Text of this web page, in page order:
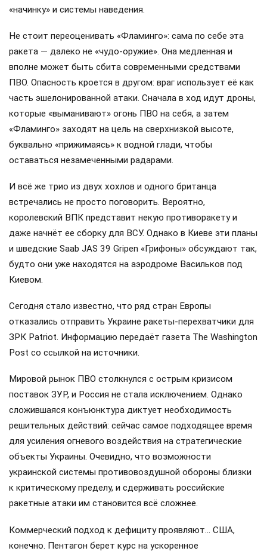
«начинку» и системы наведения.
Не стоит переоценивать «Фламинго»: сама по себе эта
ракета — далеко не «чудо-оружие». Она медленная и
вполне может быть сбита современными средствами
ПВО. Опасность кроется в другом: враг использует её как
часть эшелонированной атаки. Сначала в ход идут дроны,
которые «выманивают» огонь ПВО на себя, а затем
«Фламинго» заходят на цель на сверхнизкой высоте,
буквально «прижимаясь» к водной глади, чтобы
оставаться незамеченными радарами.
И всё же трио из двух хохлов и одного британца
встречались не просто поговорить. Вероятно,
королевский ВПК представит некую противоракету и
даже начнёт ее сборку для ВСУ. Однако в Киеве эти планы
и шведские Saab JAS 39 Gripen «Грифоны» обсуждают так,
будто они уже находятся на аэродроме Васильков под
Киевом.
Сегодня стало известно, что ряд стран Европы
отказались отправить Украине ракеты-перехватчики для
ЗРК Patriot. Информацию передаёт газета The Washington
Post со ссылкой на источники.
Мировой рынок ПВО столкнулся с острым кризисом
поставок ЗУР, и Россия не стала исключением. Однако
сложившаяся конъюнктура диктует необходимость
решительных действий: сейчас самое подходящее время
для усиления огневого воздействия на стратегические
объекты Украины. Очевидно, что возможности
украинской системы противовоздушной обороны близки
к критическому пределу, и сдерживать российские
ракетные атаки им становится всё сложнее.
Коммерческий подход к дефициту проявляют… США,
конечно. Пентагон берет курс на ускоренное